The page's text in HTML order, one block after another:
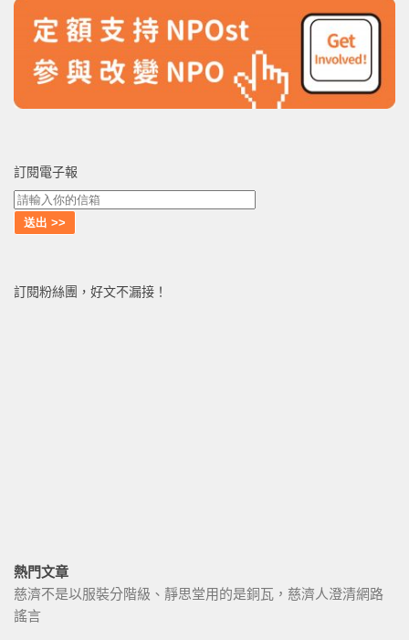
訂閱電子報
訂閱粉絲團，好文不漏接！
熱門文章
慈濟不是以服裝分階級、靜思堂用的是銅瓦，慈濟人澄清網路
謠言